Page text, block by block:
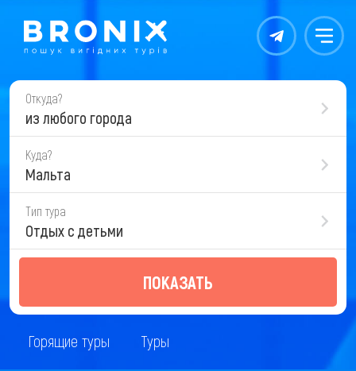
Контакты Меню
Откуда?
из любого города
Куда?
Мальта
Тип тура
Отдых с детьми
ПОКАЗАТЬ
Горящие туры Туры